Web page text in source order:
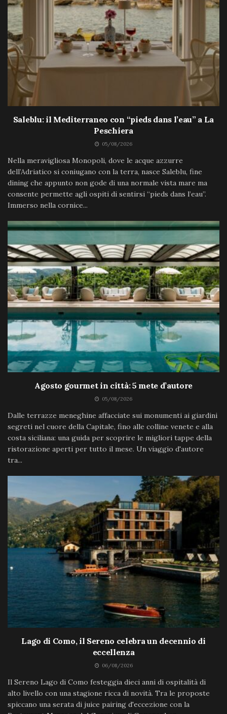
Saleblu: il Mediterraneo con “pieds dans l’eau” a La
Peschiera
05/08/2026
Nella meravigliosa Monopoli, dove le acque azzurre
dell’Adriatico si coniugano con la terra, nasce Saleblu, fine
dining che appunto non gode di una normale vista mare ma
consente permette agli ospiti di sentirsi “pieds dans l’eau”.
Immerso nella cornice...
Agosto gourmet in città: 5 mete d’autore
05/08/2026
Dalle terrazze meneghine affacciate sui monumenti ai giardini
segreti nel cuore della Capitale, fino alle colline venete e alla
costa siciliana: una guida per scoprire le migliori tappe della
ristorazione aperti per tutto il mese. Un viaggio d'autore
tra...
Lago di Como, il Sereno celebra un decennio di
eccellenza
06/08/2026
Il Sereno Lago di Como festeggia dieci anni di ospitalità di
alto livello con una stagione ricca di novità. Tra le proposte
spiccano una serata di juice pairing d'eccezione con la